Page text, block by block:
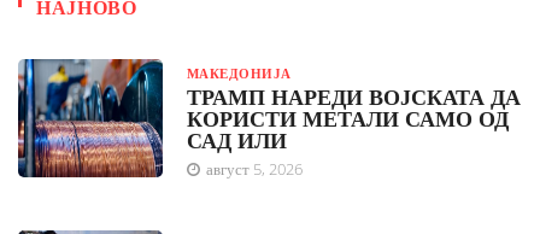
НАЈНОВО
МАКЕДОНИЈА
ТРАМП НАРЕДИ ВОЈСКАТА ДА
КОРИСТИ МЕТАЛИ САМО ОД
САД ИЛИ
август 5, 2026